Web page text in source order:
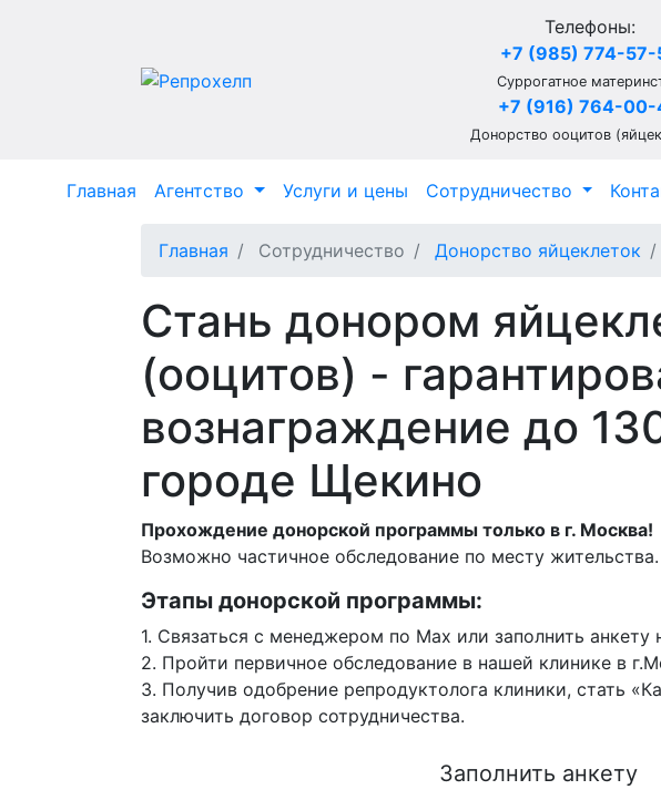
Телефоны:
+7 (985) 774-57-
Суррогатное
+7 (916) 764-
Донорство ооцитов
Главная
Агентство Услуги и цены Сотрудничество
Главная Сотрудничество Донорство яйцеклеток
Стань донором
(ооцитов) -
вознаграждение до
городе Щекино
Прохождение донорской программы только в г. Москва!
Возможно частичное обследование по месту жительства.
Этапы донорской программы:
1. Cвязаться с менеджером по Max или заполнить анкету
2. Пройти первичное обследование в нашей клинике в
3. Получив одобрение репродуктолога клиники, стать
заключить договор сотрудничества.
Заполнить анкету